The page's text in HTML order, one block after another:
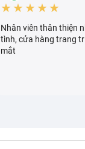
★★★★★
Nhân viên thân thiện
tình, cửa hàng trang
mắt